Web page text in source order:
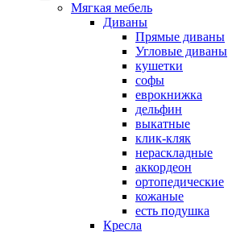
Мягкая мебель
Диваны
Прямые диваны
Угловые диваны
кушетки
софы
еврокнижка
дельфин
выкатные
клик-кляк
нераскладные
аккордеон
ортопедические
кожаные
есть подушка
Кресла